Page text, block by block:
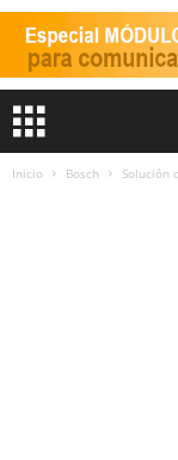
Inicio Bosch Solución